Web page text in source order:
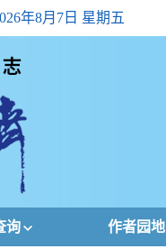
年8月7日 星期五
询 作者园地